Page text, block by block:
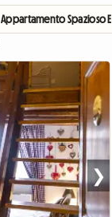
Appartamento Spazioso
❯